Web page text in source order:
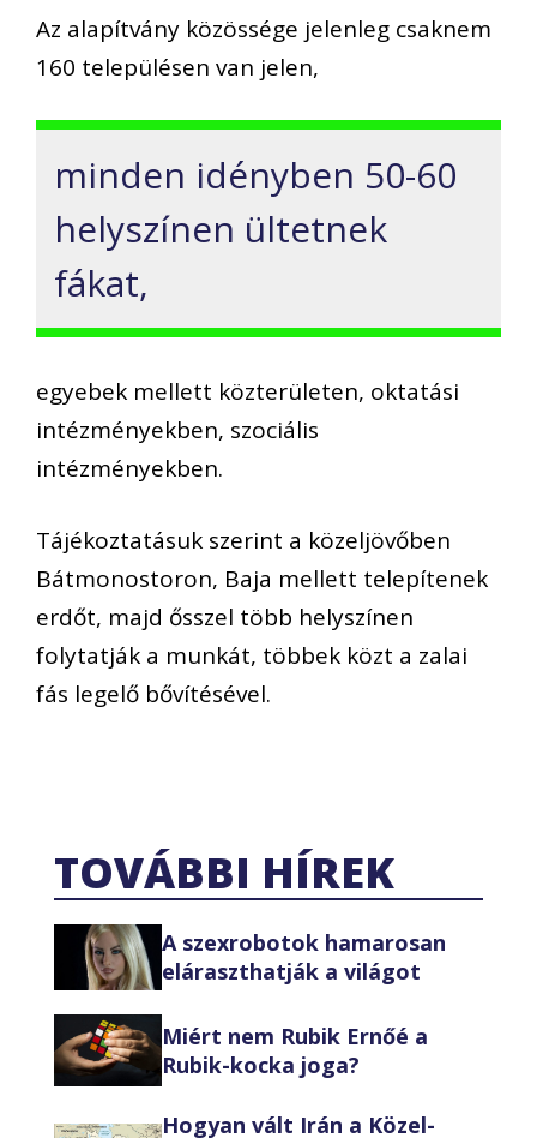
Az alapítvány közössége jelenleg csaknem
160 településen van jelen,
minden idényben 50-60
helyszínen ültetnek
fákat,
egyebek mellett közterületen, oktatási
intézményekben, szociális
intézményekben.
Tájékoztatásuk szerint a közeljövőben
Bátmonostoron, Baja mellett telepítenek
erdőt, majd ősszel több helyszínen
folytatják a munkát, többek közt a zalai
fás legelő bővítésével.
TOVÁBBI HÍREK
A szexrobotok hamarosan
eláraszthatják a világot
Miért nem Rubik Ernőé a
Rubik-kocka joga?
Hogyan vált Irán a Közel-